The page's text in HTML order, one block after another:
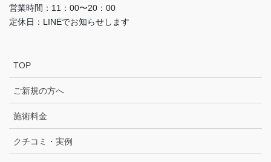
営業時間：11：00〜20：00
定休日：LINEでお知らせします
TOP
ご新規の方へ
施術料金
クチコミ・実例